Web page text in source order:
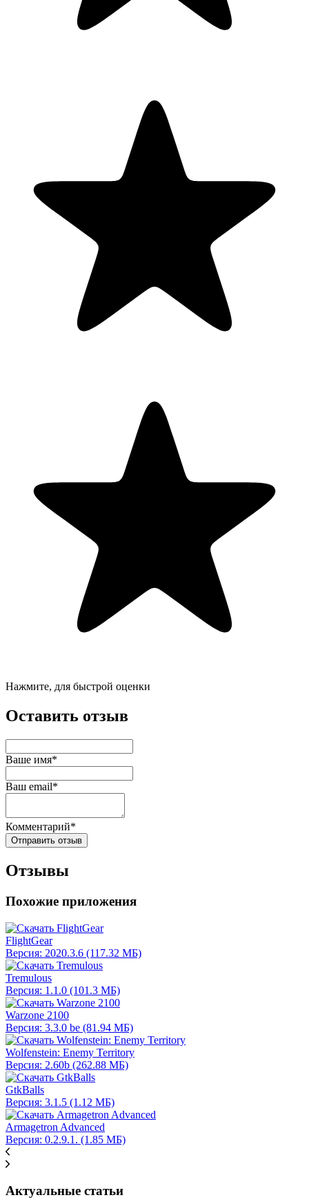
Нажмите, для быстрой оценки
Оставить отзыв
Ваше имя*
Ваш email*
Комментарий*
Отправить отзыв
Отзывы
Похожие приложения
FlightGear
Версия: 2020.3.6 (117.32 МБ)
Tremulous
Версия: 1.1.0 (101.3 МБ)
Warzone 2100
Версия: 3.3.0 be (81.94 МБ)
Wolfenstein: Enemy Territory
Версия: 2.60b (262.88 МБ)
GtkBalls
Версия: 3.1.5 (1.12 МБ)
Armagetron Advanced
Версия: 0.2.9.1. (1.85 МБ)
Актуальные статьи